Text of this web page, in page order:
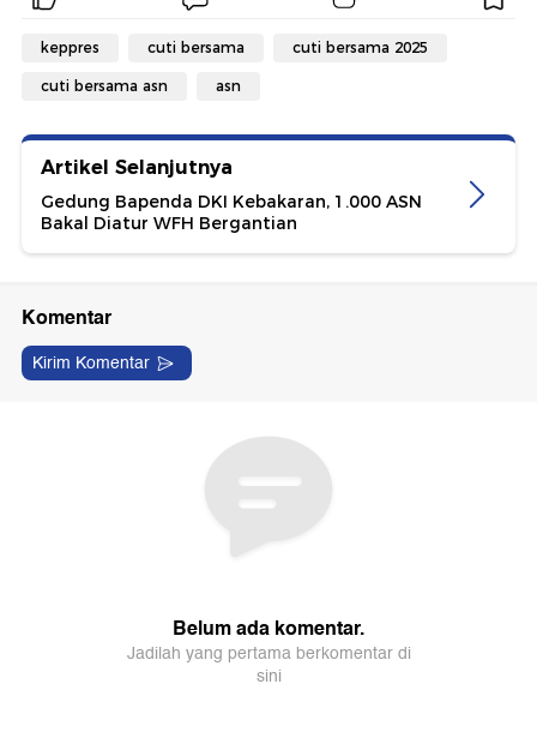
keppres cuti bersama cuti bersama 2025
cuti bersama asn asn
Artikel Selanjutnya
Gedung Bapenda DKI Kebakaran, 1.000 ASN
Bakal Diatur WFH Bergantian